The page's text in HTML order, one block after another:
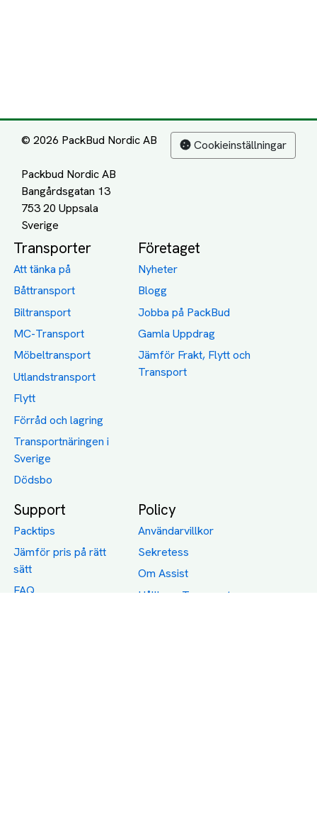
© 2026 PackBud Nordic AB
Packbud Nordic AB
Bangårdsgatan 13
753 20 Uppsala
Cookieinställningar
Transporter
Att tänka på
Båttransport
Biltransport
MC-Transport
Möbeltransport
Utlandstransport
Flytt
Förråd och lagring
Transportnäringen i
Sverige
Dödsbo
Företaget
Nyheter
Blogg
Jobba på PackBud
Gamla Uppdrag
Jämför Frakt, Flytt och
Transport
Support
Packtips
Jämför pris på rätt
sätt
FAQ
Policy
Användarvillkor
Sekretess
Om Assist
Hållbara Transporter